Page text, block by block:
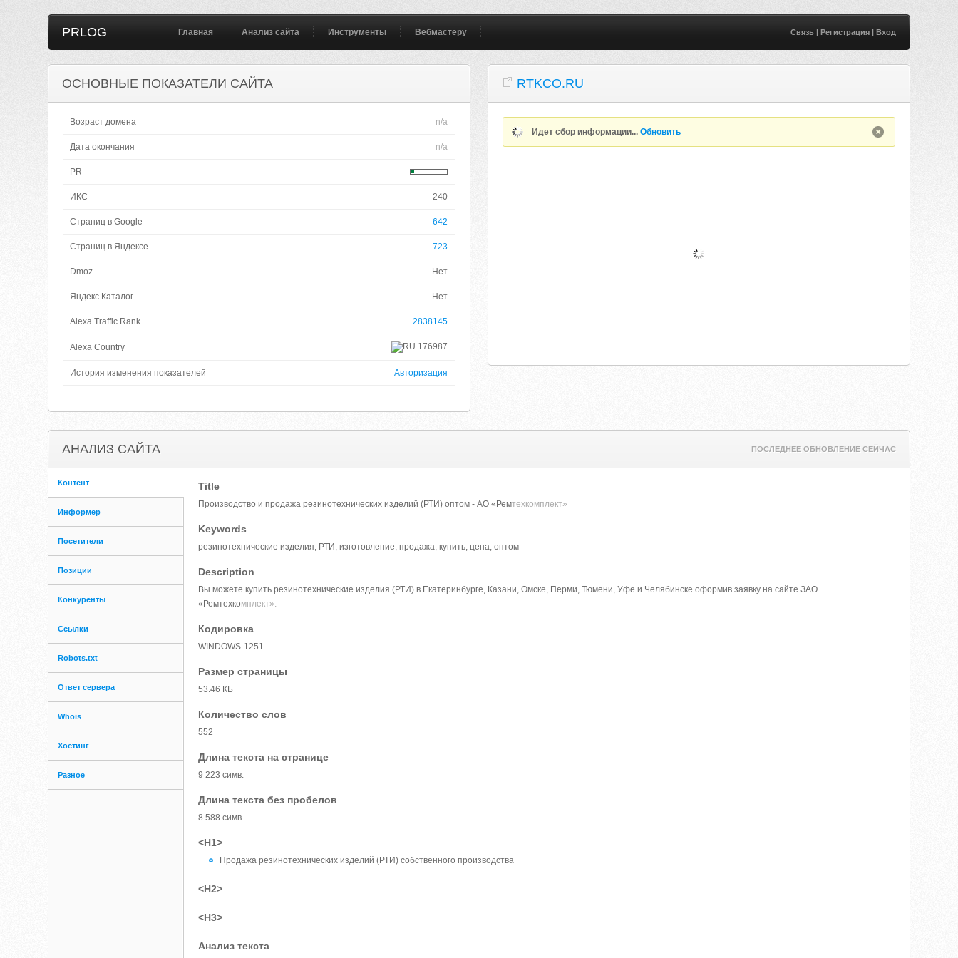
PRLOG Главная Анализ сайта Инструменты Вебмастеру Связь| Регистрация| Вход
ОСНОВНЫЕ ПОКАЗАТЕЛИ САЙТА
Возраст домена n/a
Дата окончания n/a
PR
ИКС 240
Страниц в Google 642
Страниц в Яндексе 723
Dmoz Нет
Яндекс Каталог Нет
Alexa Traffic Rank 2838145
Alexa Country 176987
История изменения показателей Авторизация
RTKCO.RU
Идет сбор информации...Обновить
АНАЛИЗ САЙТА ПОСЛЕДНЕЕ ОБНОВЛЕНИЕ СЕЙЧАС
Контент
Информер
Посетители
Позиции
Конкуренты
Ссылки
Robots.txt
Ответ сервера
Whois
Хостинг
Разное
Title
Производство и продажа резинотехнических изделий (РТИ) оптом - АО «Ремтехкомплект»
Keywords
резинотехнические изделия, РТИ, изготовление, продажа, купить, цена, оптом
Description
Вы можете купить резинотехнические изделия (РТИ) в Екатеринбурге, Казани, Омске, Перми, Тюмени, Уфе и Челябинске оформив заявку на сайте ЗАО
«Ремтехкомплект».
Кодировка
WINDOWS-1251
Размер страницы
53.46 КБ
Количество слов
552
Длина текста на странице
9 223 симв.
Длина текста без пробелов
8 588 симв.
<H1>
Продажа резинотехнических изделий (РТИ) собственного производства
<H2>
<H3>
Анализ текста